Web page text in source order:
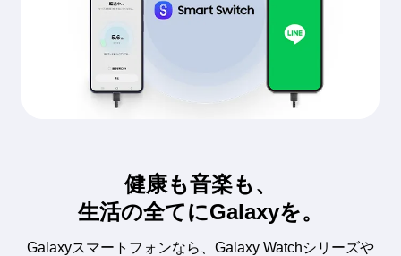
健康も音楽も、
生活の全てにGalaxyを。
Galaxyスマートフォンなら、Galaxy Watchシリーズや